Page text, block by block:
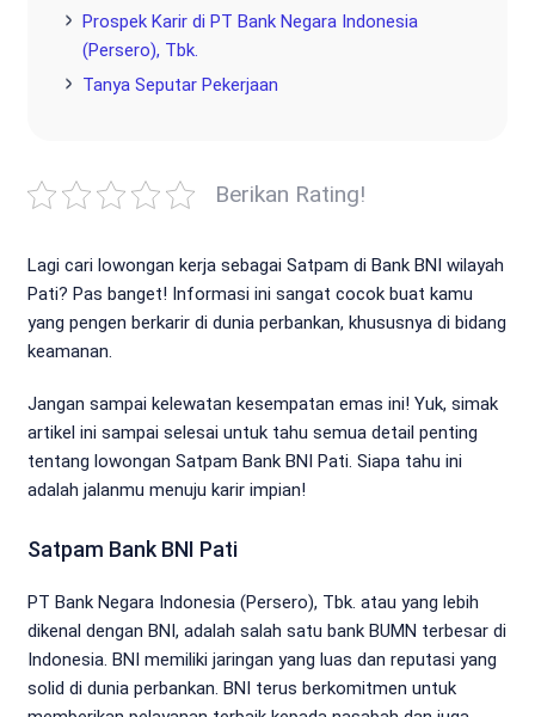
Prospek Karir di PT Bank Negara Indonesia
(Persero), Tbk.
Tanya Seputar Pekerjaan
Berikan Rating!
Lagi cari lowongan kerja sebagai Satpam di Bank BNI wilayah
Pati? Pas banget! Informasi ini sangat cocok buat kamu
yang pengen berkarir di dunia perbankan, khususnya di bidang
keamanan.
Jangan sampai kelewatan kesempatan emas ini! Yuk, simak
artikel ini sampai selesai untuk tahu semua detail penting
tentang lowongan Satpam Bank BNI Pati. Siapa tahu ini
adalah jalanmu menuju karir impian!
Satpam Bank BNI Pati
PT Bank Negara Indonesia (Persero), Tbk. atau yang lebih
dikenal dengan BNI, adalah salah satu bank BUMN terbesar di
Indonesia. BNI memiliki jaringan yang luas dan reputasi yang
solid di dunia perbankan. BNI terus berkomitmen untuk